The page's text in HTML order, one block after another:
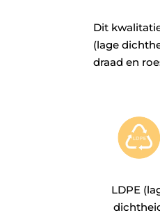
Dit
(lage
draad en
LDPE